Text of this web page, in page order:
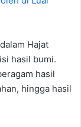
Hajat
hasil bumi.
hasil
hingga hasil